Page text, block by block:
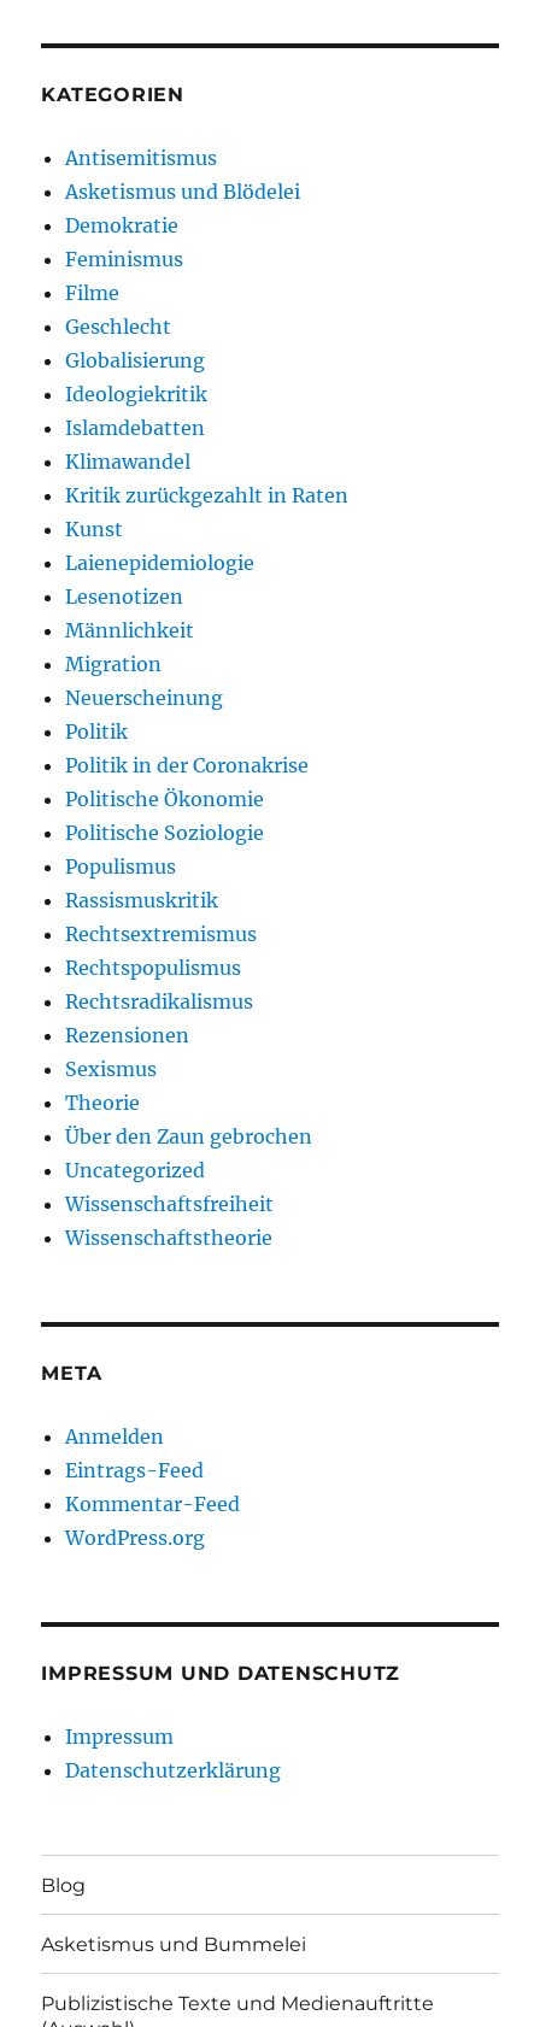
KATEGORIEN
Antisemitismus
Asketismus und Blödelei
Demokratie
Feminismus
Filme
Geschlecht
Globalisierung
Ideologiekritik
Islamdebatten
Klimawandel
Kritik zurückgezahlt in Raten
Kunst
Laienepidemiologie
Lesenotizen
Männlichkeit
Migration
Neuerscheinung
Politik
Politik in der Coronakrise
Politische Ökonomie
Politische Soziologie
Populismus
Rassismuskritik
Rechtsextremismus
Rechtspopulismus
Rechtsradikalismus
Rezensionen
Sexismus
Theorie
Über den Zaun gebrochen
Uncategorized
Wissenschaftsfreiheit
Wissenschaftstheorie
META
Anmelden
Eintrags-Feed
Kommentar-Feed
WordPress.org
IMPRESSUM UND DATENSCHUTZ
Impressum
Datenschutzerklärung
Blog
Asketismus und Bummelei
Publizistische Texte und Medienauftritte